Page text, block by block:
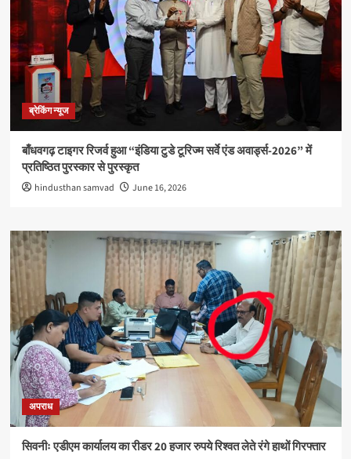
ब्रेकिंग न्यूज
बाँधवगढ़ टाइगर रिजर्व हुआ “इंडिया टुडे टूरिज्म सर्वे एंड अवार्ड्स-2026” में
प्रतिष्ठित पुरस्कार से पुरस्कृत
hindusthan samvad June 16, 2026
अपराध
सिवनीः एडीएम कार्यालय का रीडर 20 हजार रुपये रिश्वत लेते रंगे हाथों गिरफ्तार